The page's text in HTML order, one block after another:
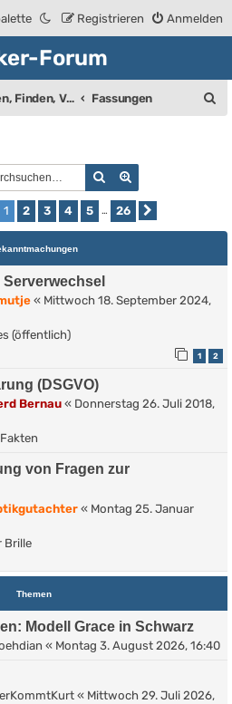
Anmelden
Registrieren
Forum
Suchen, Finden, Verkaufsanzeigen Fassungen
Suche
1von 26
1 2 3 4 5 … 26
« Mittwoch 18. September 2024,
(öffentlich)
1 2
(DSGVO)
Bernau « Donnerstag 26. Juli 2018,
von Fragen zur
« Montag 25. Januar
Brille
Themen
Modell Grace in Schwarz
« Montag 3. August 2026, 16:40
« Mittwoch 29. Juli 2026,